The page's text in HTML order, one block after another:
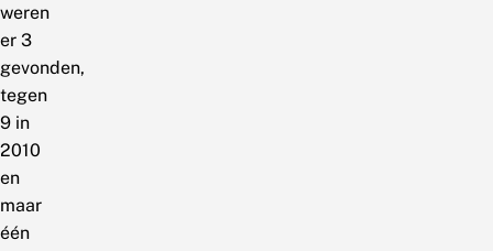
weren
er 3
gevonden,
tegen
9 in
2010
en
maar
één